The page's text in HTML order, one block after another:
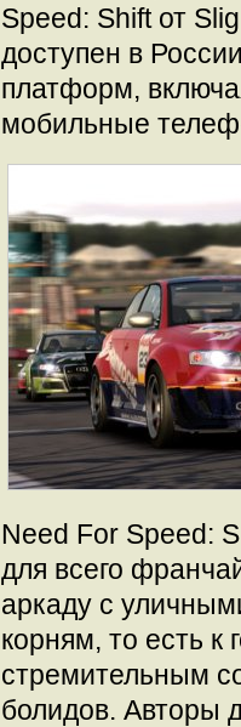
Speed: Shift от
доступен в
платформ,
мобильные
Need For Speed:
для всего
аркаду с
корням, то есть
стремительным
болидов. Авторы